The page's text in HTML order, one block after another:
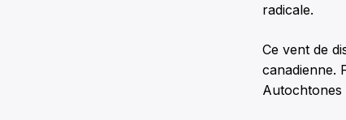
radicale.
Ce vent de
canadienne.
Autochtones